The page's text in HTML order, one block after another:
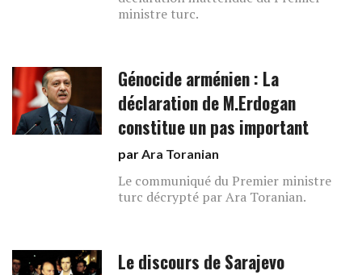
ministre turc.
Génocide arménien : La
déclaration de M.Erdogan
constitue un pas important
parAra Toranian
Le communiqué du Premier ministre
turc décrypté par Ara Toranian.
Le discours de Sarajevo